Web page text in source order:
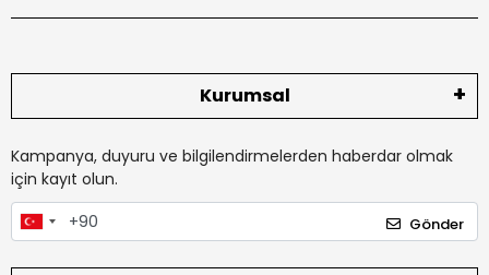
Kurumsal
Kampanya, duyuru ve bilgilendirmelerden haberdar olmak
için kayıt olun.
Gönder